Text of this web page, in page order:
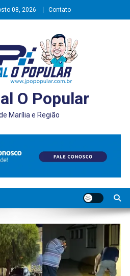
08, 2026 Contato
O Popular
Marília e Região